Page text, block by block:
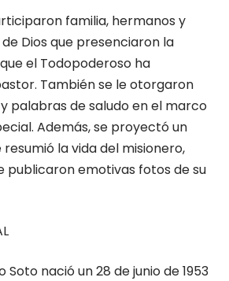
familia, hermanos y
Dios que presenciaron la
el Todopoderoso ha
También se le otorgaron
palabras de saludo en el marco
Además, se proyectó un
resumió la vida del misionero,
publicaron emotivas fotos de su
Soto nació un 28 de junio de 1953